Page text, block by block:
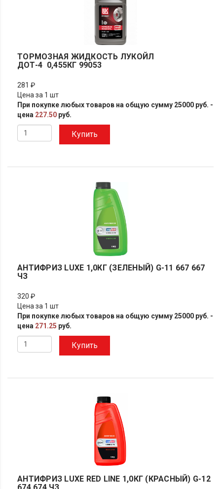
ТОРМОЗНАЯ ЖИДКОСТЬ ЛУКОЙЛ
ДОТ-4 0,455КГ 99053
281 ₽
Цена за 1 шт
При покупке любых товаров на общую сумму 25000 руб. -
цена 227.50 руб.
Купить
АНТИФРИЗ LUXE 1,0КГ (ЗЕЛЕНЫЙ) G-11 667 667
ЧЗ
320 ₽
Цена за 1 шт
При покупке любых товаров на общую сумму 25000 руб. -
цена 271.25 руб.
Купить
АНТИФРИЗ LUXE RED LINE 1,0КГ (КРАСНЫЙ) G-12